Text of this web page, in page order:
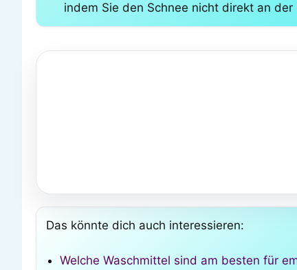
indem Sie den Schnee nicht direkt an
Das könnte dich auch interessieren:
Welche Waschmittel sind am besten für